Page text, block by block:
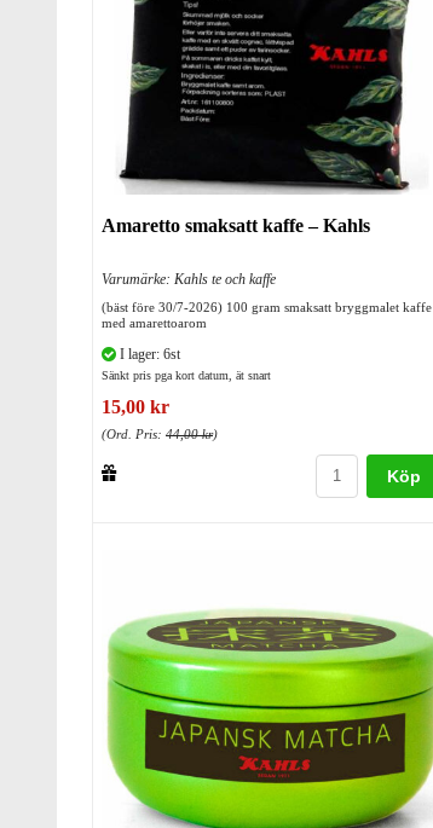
Amaretto smaksatt kaffe – Kahls
Varumärke: Kahls te och kaffe
(bäst före 30/7-2026) 100 gram smaksatt bryggmalet kaffe
med amarettoarom
I lager: 6st
Sänkt pris pga kort datum, ät snart
15,00 kr
(Ord. Pris: 44,00 kr)
Köp